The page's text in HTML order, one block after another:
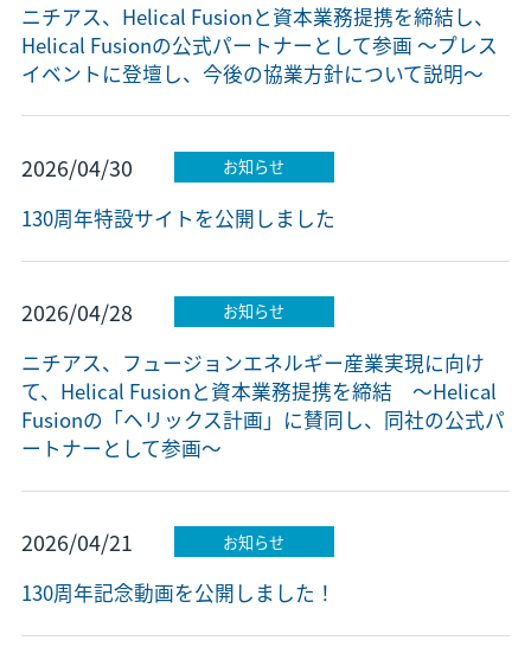
ニチアス、Helical Fusionと資本業務提携を締結し、
Helical Fusionの公式パートナーとして参画 ～プレス
イベントに登壇し、今後の協業方針について説明～
2026/04/30 お知らせ
130周年特設サイトを公開しました
2026/04/28 お知らせ
ニチアス、フュージョンエネルギー産業実現に向け
て、Helical Fusionと資本業務提携を締結 ～Helical
Fusionの「ヘリックス計画」に賛同し、同社の公式パ
ートナーとして参画～
2026/04/21 お知らせ
130周年記念動画を公開しました！